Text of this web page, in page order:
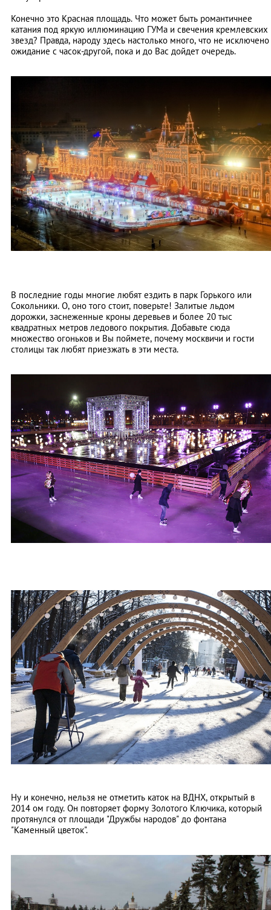
Конечно это Красная площадь. Что может быть романтичнее
катания под яркую иллюминацию ГУМа и свечения кремлевских
звезд? Правда, народу здесь настолько много, что не исключено
ожидание с часок-другой, пока и до Вас дойдет очередь.
В последние годы многие любят ездить в парк Горького или
Сокольники. О, оно того стоит, поверьте! Залитые льдом
дорожки, заснеженные кроны деревьев и более 20 тыс
квадратных метров ледового покрытия. Добавьте сюда
множество огоньков и Вы поймете, почему москвичи и гости
столицы так любят приезжать в эти места.
Ну и конечно, нельзя не отметить каток на ВДНХ, открытый в
2014 ом году. Он повторяет форму Золотого Ключика, который
протянулся от площади "Дружбы народов" до фонтана
"Каменный цветок".